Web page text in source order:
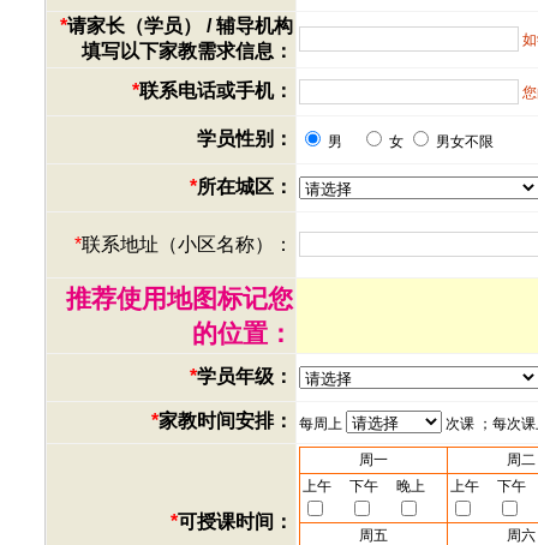
*请家长（学员） / 辅导机构
填写以下家教需求信息：
*联系电话或手机：
学员性别： 男 女 男女不限
*所在城区：
*联系地址（小区名称）：
推荐使用地图标记您
的位置：
*学员年级：
*家教时间安排： 每周上 次课 ；每次
*可授课时间：
周一
周二
上午
下午 晚上 上午 下午
周五
周六